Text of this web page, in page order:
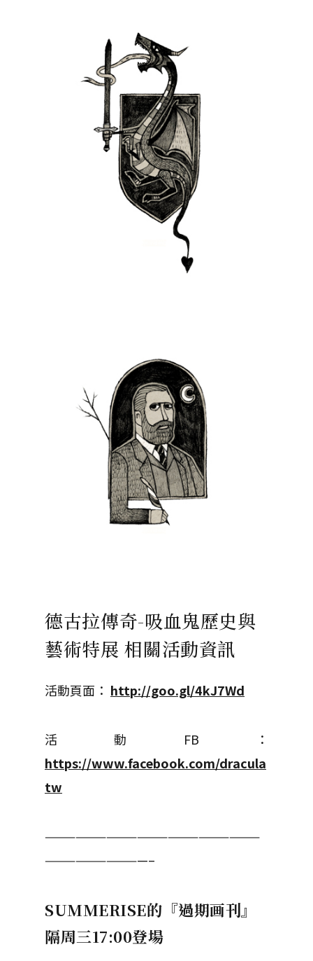
德古拉傳奇-吸血鬼歷史與
藝術特展 相關活動資訊
活動頁面： http://goo.gl/4kJ7Wd
活動FB：
https://www.facebook.com/dracula
tw
—————————————————————
——————————–
SUMMERISE的『過期画刊』
隔周三17:00登場